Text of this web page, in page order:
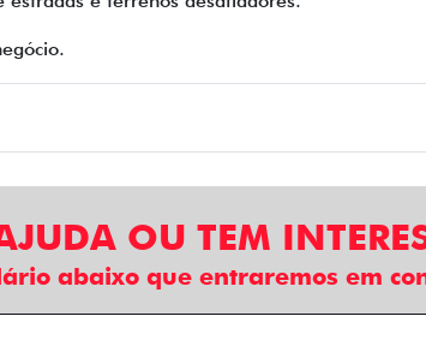
OU TEM
abaixo que entraremos em